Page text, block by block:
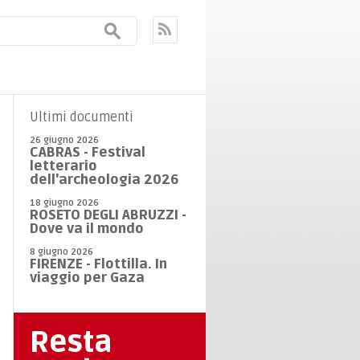
Ultimi documenti
26 giugno 2026
CABRAS - Festival
letterario
dell'archeologia 2026
18 giugno 2026
ROSETO DEGLI ABRUZZI -
Dove va il mondo
8 giugno 2026
FIRENZE - Flottilla. In
viaggio per Gaza
Resta